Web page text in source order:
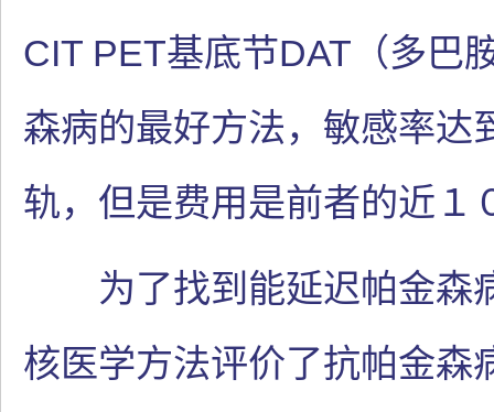
CIT PET基底节DAT（多巴
森病的最好方法，敏感率达
轨，但是费用是前者的近１
为了找到能延迟帕金森
核医学方法评价了抗帕金森